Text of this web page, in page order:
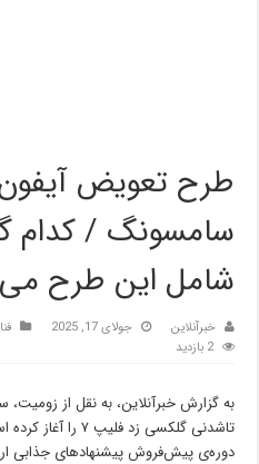
طرح تعویض
سامسونگ / کدام
شامل این طرح
خبرآنلاین جولای 17, 2025
2 بازدید
به گزارش خبرآنلاین، به نقل از
تاشدنی گلکسی زد
دوره‌ی پیش‌فروش پیشنهادهای جذابی